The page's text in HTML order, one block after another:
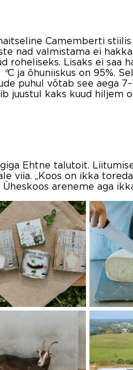
Camemberti
nad valmistama ei
roheliseks. Lisaks ei saa
°C ja õhuniiskus on 95%.
puhul võtab see aega
juustul kaks kuud hiljem
Ehtne talutoit.
viia. „Koos on ikka
areneme aga